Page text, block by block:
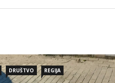
DRUŠTVO REGIJA